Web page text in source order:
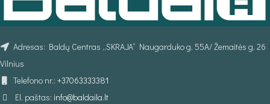
Adresas: Baldų Centras „SKRAJA“ Naugarduko g. 55A/ Žemaitės g. 26
Vilnius
Telefono nr.: +37063333381
El. paštas: info@baldaila.lt